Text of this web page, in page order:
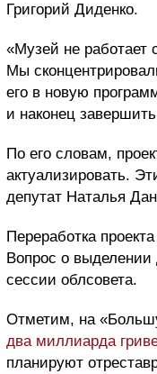
Григорий Диденко.
«Музей не работает
Мы
его в новую
и наконец
По его словам,
актуализировать.
депутат Наталья
Переработка
Вопрос о
сессии облсовета.
Отметим, на
два миллиарда
планируют